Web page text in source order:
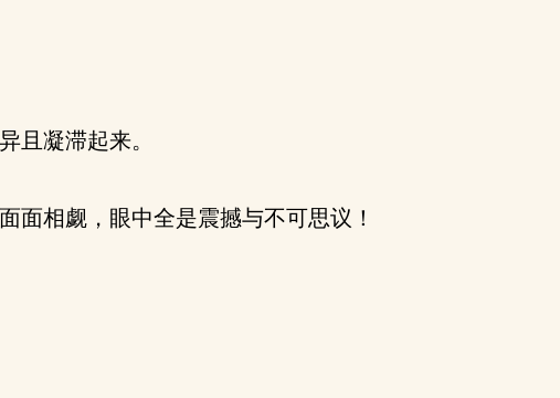
且凝滞起来。
相觑，眼中全是震撼与不可思议！